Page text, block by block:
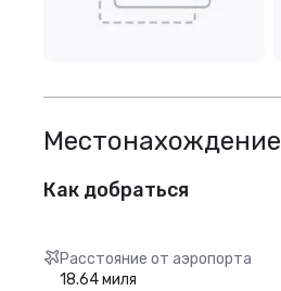
Местонахождение
Как добраться
Расстояние от аэропорта
18.64 миля